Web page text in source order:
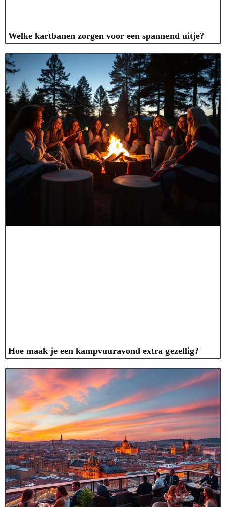
Welke kartbanen zorgen voor een spannend uitje?
Hoe maak je een kampvuuravond extra gezellig?